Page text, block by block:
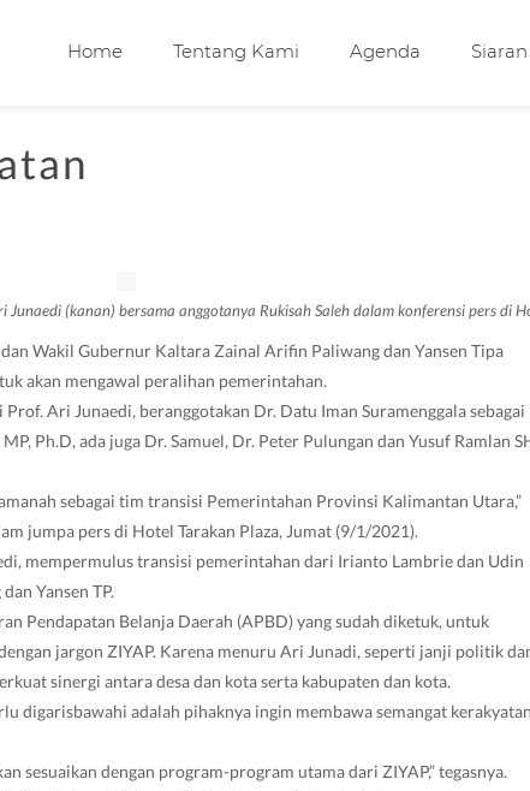
Home Tentang Kami Agenda
(kanan) bersama anggotanya Rukisah Saleh dalam konferensi pers di
Wakil Gubernur Kaltara Zainal Arifin Paliwang dan Yansen Tipa
akan mengawal peralihan pemerintahan.
Ari Junaedi, beranggotakan Dr. Datu Iman Suramenggala sebagai
Ph.D, ada juga Dr. Samuel, Dr. Peter Pulungan dan Yusuf Ramlan
sebagai tim transisi Pemerintahan Provinsi Kalimantan Utara,”
jumpa pers di Hotel Tarakan Plaza, Jumat (9/1/2021).
mempermulus transisi pemerintahan dari Irianto Lambrie dan Udin
Yansen TP.
Pendapatan Belanja Daerah (APBD) yang sudah diketuk, untuk
jargon ZIYAP. Karena menuru Ari Junadi, seperti janji politik
sinergi antara desa dan kota serta kabupaten dan kota.
digarisbawahi adalah pihaknya ingin membawa semangat kerakyatan
sesuaikan dengan program-program utama dari ZIYAP,” tegasnya.